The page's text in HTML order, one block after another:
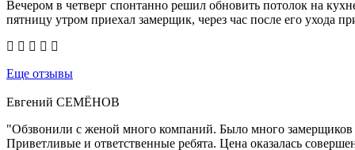
Вечером в четверг спонтанно решил обновить потолок на
пятницу утром приехал замерщик, через час после его
Еще отзывы
Евгений СЕМЁНОВ
"Обзвонили с женой много компаний. Было много замерщиков
Приветливые и ответственные ребята. Цена оказалась